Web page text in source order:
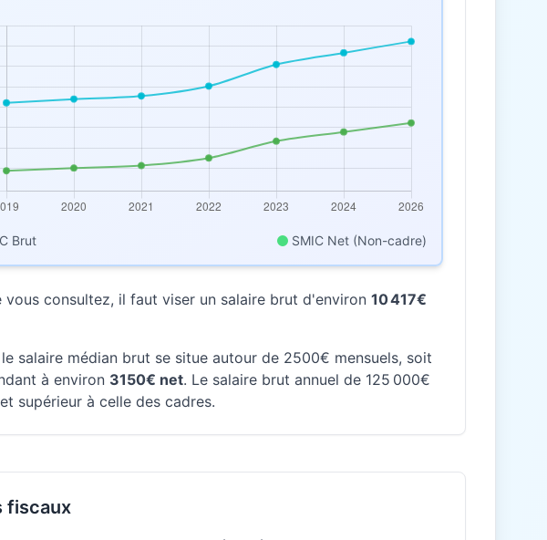
Brut SMIC Net (Non-cadre)
consultez, il faut viser un salaire brut d'environ 10 417€
salaire médian brut se situe autour de 2500€ mensuels, soit
à environ 3150€ net. Le salaire brut annuel de 125 000€
supérieur à celle des cadres.
fiscaux